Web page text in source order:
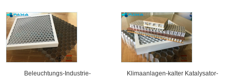
Beleuchtungs-Industrie-
Klimaanlagen-kalter Katalysator-